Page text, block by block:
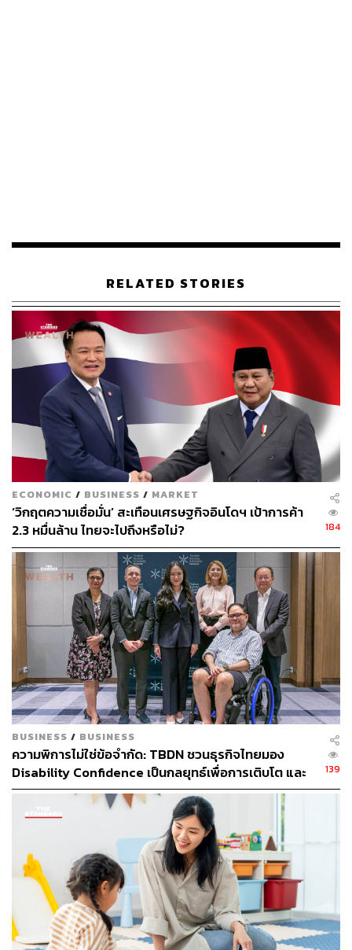
“ที่จริงเรารู้อยู่แล้วว่าจะขายไม่หมด เพราะช่วงที่เสนอขายอยู่
ในภาวะโควิด-19 ระบาดอย่างรุนแรง และไม่ได้กังวลเรื่อง
แหล่งเงินทุนสำหรับไถ่ถอนหุ้นกู้ที่จะครบกำหนด เพราะมี
เงินสดสูง และมีวงเงินกู้จากสถาบันการเงินอีก แต่หุ้นกู้ชุดนั้น
ต้องขาย เพราะมีกลุ่มนักลงทุนประจำที่รอซื้ออยู่ ส่วนช่วง
ปลายปีมีหุ้นกู้ที่จะครบกำหนดอีกประมาณ 1,000 ล้านบาท ก็
ไม่ได้กังวล เพราะมีแหล่งเงินทุนและสภาพคล่องเพียงพอ รวม
ถึง ณ ตอนนั้นการระบาดของโควิด-19 อาจจะทุเลาลง ซึ่งจะ
ทำให้สามารถขายหุ้นกู้ได้ตามปกติ” อรรถวิทย์ กล่าวกับ
สำนักข่าวอีไฟแนนซ์ไทย
ล่าสุด บริษัท ทริสเรทติ้ง จำกัด ได้ปรับลดอันดับเครดิตองค์กร
ของ บริษัท พรีเชียส ชิพปิ้ง จำกัด (มหาชน) หรือ PSL เหลือ
‘BB+’ จาก ‘BBB-’ และลดอันดับเครดิตหุ้นกู้ไม่ด้อยสิทธิ ไม่มี
หลักประกันเหลือ ‘BB’ จาก ‘BB+’ ซึ่งถือว่าอยู่ต่ำกว่าระดับ
Investment Grade ขณะเดียวกันประกาศ ‘เครดิตพินิจ’ แนว
โน้ม ‘Negative’ หรือ ‘ลบ’ สำหรับอันดับเครดิตของบริษัทด้วย
การประกาศผลอันดับเครดิตดังกล่าวสะท้อนถึงความกังวล
เกี่ยวกับความเสี่ยงในการหาแหล่งเงินทุนเพื่อนำมาใช้ไถ่ถอน
หุ้นกู้ที่จะครบกำหนดชำระของบริษัท ท่ามกลางภาวะ
แวดล้อมที่ไม่เอื้ออำนวยของตลาดเงิน ตลาดทุน รวมถึงแนว
โน้มผลประกอบการของบริษัทที่จะอ่อนแอลงอันเป็นผลกระ
ทบจากการแพร่ระบาดของโควิด-19
ทั้งนี้ PSL มีภาระหนี้ที่จะครบกำหนดชำระรวมจำนวน 218
ล้านดอลลาร์สหรัฐ ในระยะ 12 เดือนข้างหน้านับตั้งแต่เดือน
เมษายน 2563 – มีนาคม 2564 ในจำนวนนี้รวมหุ้นกู้ที่จะครบ
กำหนดชำระจำนวน 54.9 ล้านดอลลาร์สหรัฐ ในเดือน
มิถุนายน 2563 (ซึ่งได้มีการเข้าทำสัญญาแลกเปลี่ยนอัตรา
แลกเปลี่ยนสกุลเงินจากจำนวน 1.96 พันล้านบาท) และ
จำนวน 99.72 ล้านดอลลาร์สหรัฐ ในเดือนมกราคม 2564 (มี
การเข้าทำสัญญาแลกเปลี่ยนอัตราแลกเปลี่ยนสกุลเงินจาก
จำนวน 3.59 พันล้านบาท)
พิสูจน์อักษร: ลักษณ์นารา พักตร์เพียงจันทร์
RELATED STORIES
ECONOMIC / BUSINESS / MARKET
‘วิกฤตความเชื่อมั่น’ สะเทือนเศรษฐกิจอินโดฯ เป้าการค้า
2.3 หมื่นล้าน ไทยจะไปถึงหรือไม่?
184
BUSINESS / BUSINESS
ความพิการไม่ใช่ข้อจำกัด: TBDN ชวนธุรกิจไทยมอง
Disability Confidence เป็นกลยุทธ์เพื่อการเติบโต และ
อนาคตแรงงานไทย
139